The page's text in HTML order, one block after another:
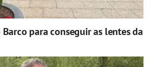
para conseguir as lentes da